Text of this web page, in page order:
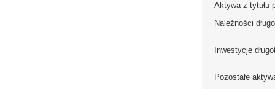
Aktywa z tytułu
Należności
Inwestycje
Pozostałe